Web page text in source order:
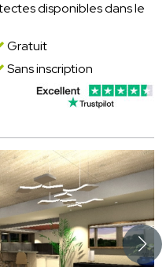
disponibles dans le
Gratuit
Sans inscription